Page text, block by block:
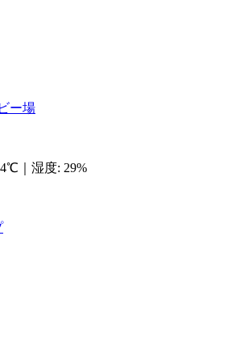
ー場
湿度: 29%